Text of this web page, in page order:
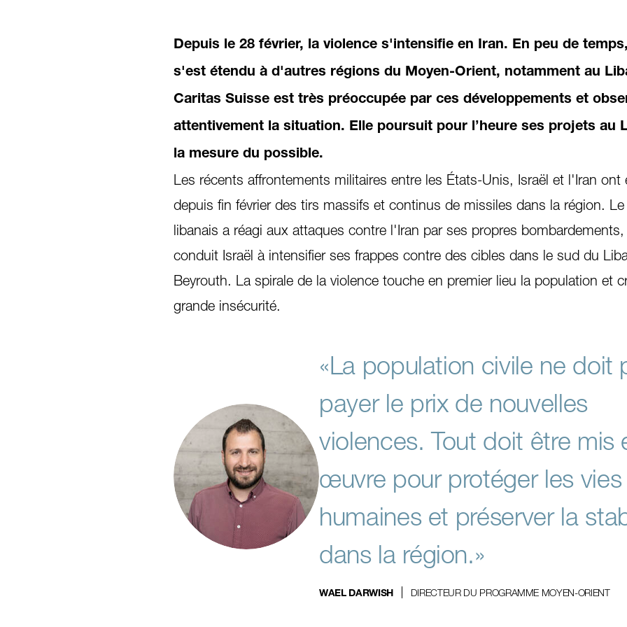
Depuis le 28 février, la violence s'intensifie en Iran. En peu de
s'est étendu à d'autres régions du Moyen-Orient, notamment au
Caritas Suisse est très préoccupée par ces développements et
attentivement la situation. Elle poursuit pour l’heure ses projets au
la mesure du possible.
Les récents affrontements militaires entre les États-Unis, Israël et l'Iran ont
depuis fin février des tirs massifs et continus de missiles dans la région. Le
libanais a réagi aux attaques contre l'Iran par ses propres
conduit Israël à intensifier ses frappes contre des cibles dans le sud du
Beyrouth. La spirale de la violence touche en premier lieu la population et
grande insécurité.
«La population civile ne doit
payer le prix de nouvelles
violences. Tout doit être mis
œuvre pour protéger les vies
humaines et préserver la
dans la région.»
WAEL DARWISH DIRECTEUR DU PROGRAMME MOYEN-ORIENT